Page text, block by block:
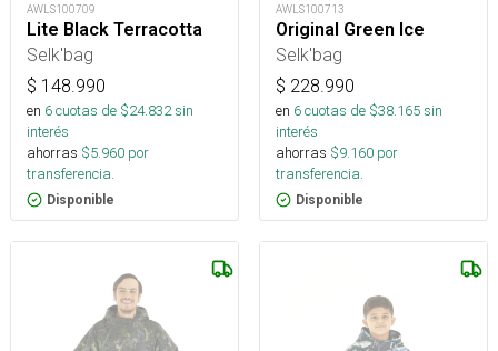
AWLS100709
Lite Black Terracotta
Selk'bag
$ 148.990
en 6cuotas de $24.832sin
interés
ahorras $5.960 por
transferencia.
Disponible
AWLS100713
Original Green Ice
Selk'bag
$ 228.990
en 6cuotas de $38.165sin
interés
ahorras $9.160 por
transferencia.
Disponible